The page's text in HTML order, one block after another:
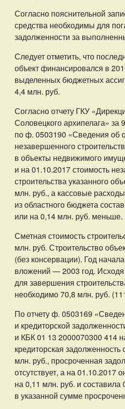
Согласно пояснительной
средства необходимы для
задолженности за
Следует отметить, что
объект финансировался в
выделенных бюджетных
4,4 млн. руб.
Согласно отчету ГКУ
Соловецкого архипелага» за
по ф. 0503190 «Сведения об
незавершенного
в объекты недвижимого
и на 01.10.2017 стоимость
строительства указанного
млн. руб., а кассовые
из областного бюджета
или на 0,14 млн. руб. меньше.
Сметная стоимость
млн. руб. Строительство
(без консервации). Год
вложений — 2003 год.
для завершения
необходимо 70,8 млн. руб.
По отчету ф. 0503169
и кредиторской
и КБК 01 13 2000070300 414
кредиторская задолженность
млн. руб., просроченная
отсутствует, а на 01.10.2017
на 0,11 млн. руб. и составила
в указанной сумме